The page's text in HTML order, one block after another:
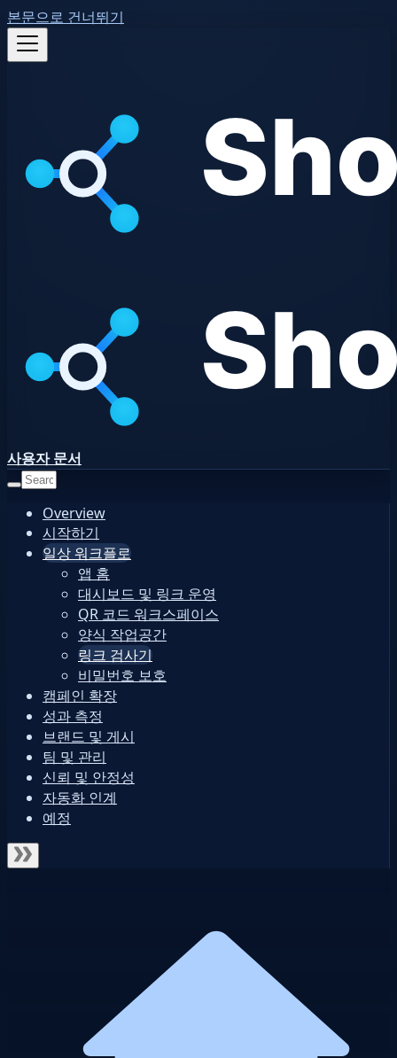
본문으로 건너뛰기
사용자 문서
Overview
시작하기
일상 워크플로
앱 홈
대시보드 및 링크 운영
QR 코드 워크스페이스
양식 작업공간
링크 검사기
비밀번호 보호
캠페인 확장
성과 측정
브랜드 및 게시
팀 및 관리
신뢰 및 안정성
자동화 인계
예정